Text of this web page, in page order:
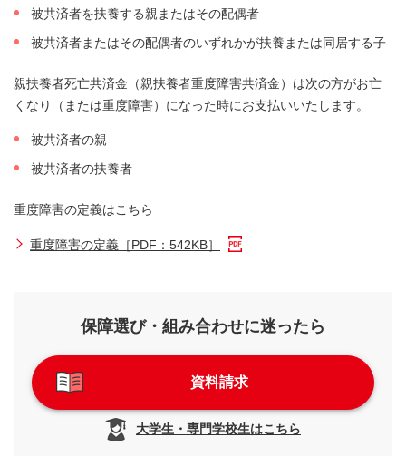
被共済者を扶養する親またはその配偶者
被共済者またはその配偶者のいずれかが扶養または同居する子
親扶養者死亡共済金（親扶養者重度障害共済金）は次の方がお亡
くなり（または重度障害）になった時にお支払いいたします。
被共済者の親
被共済者の扶養者
重度障害の定義はこちら
重度障害の定義［PDF：542KB］
保障選び・組み合わせに迷ったら
資料請求
大学生・専門学校生はこちら